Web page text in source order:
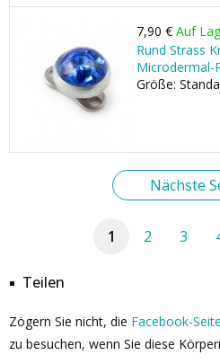
7,90 € Auf
Rund Strass
Microdermal-
Größe:
Nächste
1 2 3
Teilen
Zögern Sie nicht, die Facebook-
zu besuchen, wenn Sie diese